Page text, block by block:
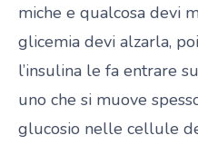
miche e qualcosa devi
glicemia devi alzarla,
l’insulina le fa entrare
uno che si muove
glucosio nelle cellule